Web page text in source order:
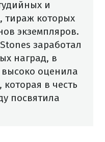
и
тираж которых
экземпляров.
заработал
наград, в
высоко оценила
в честь
посвятила